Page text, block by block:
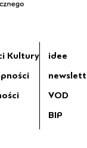
Kultury
idee
VOD
BIP